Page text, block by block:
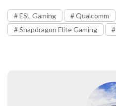
ESL Gaming Qualcomm
Snapdragon Elite Gaming